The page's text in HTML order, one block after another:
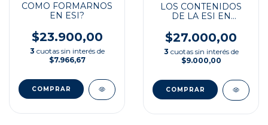
COMO FORMARNOS
EN ESI?
$23.900,00
3 cuotas sin interés de
$7.966,67
LOS CONTENIDOS
DE LA ESI EN
$27.000,00
3 cuotas sin interés de
$9.000,00